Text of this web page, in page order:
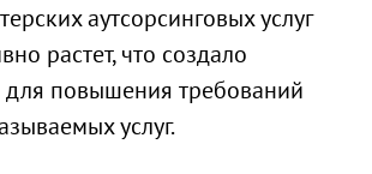
аутсорсинговых услуг
растет, что создало
повышения требований
услуг.